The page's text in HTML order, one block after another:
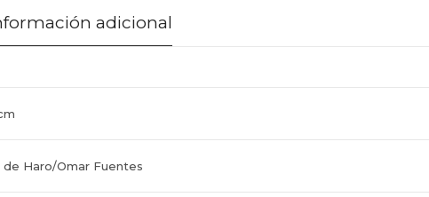
adicional
de Haro/Omar Fuentes